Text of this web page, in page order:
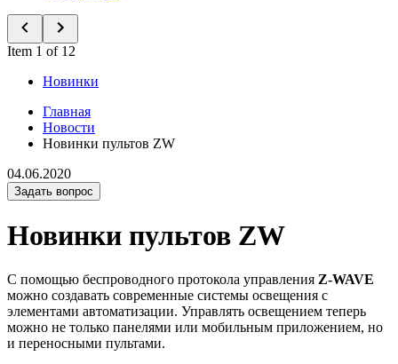
Item 1 of 12
Новинки
Главная
Новости
Новинки пультов ZW
04.06.2020
Задать вопрос
Новинки пультов ZW
С помощью беспроводного протокола управления Z-WAVE
можно создавать современные системы освещения с
элементами автоматизации. Управлять освещением теперь
можно не только панелями или мобильным приложением, но
и переносными пультами.